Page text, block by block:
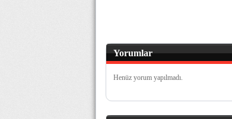
Yorumlar
Henüz yorum yapılmadı.